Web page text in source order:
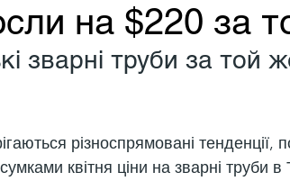
на $220 за
зварні труби за той
різноспрямовані тенденції,
квітня ціни на зварні труби в